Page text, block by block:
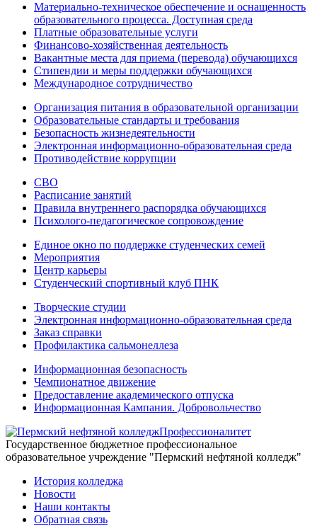
Материально-техническое обеспечение и оснащенность
образовательного процесса. Доступная среда
Платные образовательные услуги
Финансово-хозяйственная деятельность
Вакантные места для приема (перевода) обучающихся
Стипендии и меры поддержки обучающихся
Международное сотрудничество
Организация питания в образовательной организации
Образовательные стандарты и требования
Безопасность жизнедеятельности
Электронная информационно-образовательная среда
Противодействие коррупции
СВО
Расписание занятий
Правила внутреннего распорядка обучающихся
Психолого-педагогическое сопровождение
Единое окно по поддержке студенческих семей
Мероприятия
Центр карьеры
Студенческий спортивный клуб ПНК
Творческие студии
Электронная информационно-образовательная среда
Заказ справки
Профилактика сальмонеллеза
Информационная безопасность
Чемпионатное движение
Предоставление академического отпуска
Информационная Кампания. Добровольчество
Профессионалитет
Государственное бюджетное профессиональное
образовательное учреждение "Пермский нефтяной колледж"
История колледжа
Новости
Наши контакты
Обратная связь